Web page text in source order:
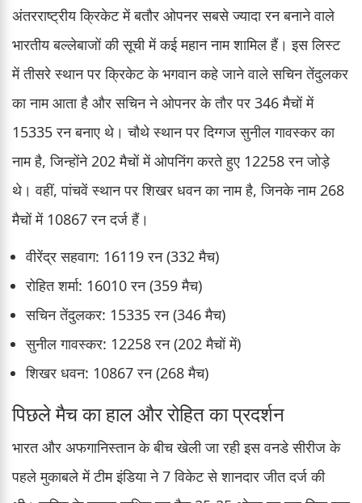
अंतरराष्ट्रीय क्रिकेट में बतौर ओपनर सबसे ज्यादा रन बनाने वाले
भारतीय बल्लेबाजों की सूची में कई महान नाम शामिल हैं। इस लिस्ट
में तीसरे स्थान पर क्रिकेट के भगवान कहे जाने वाले सचिन तेंदुलकर
का नाम आता है और सचिन ने ओपनर के तौर पर 346 मैचों में
15335 रन बनाए थे। चौथे स्थान पर दिग्गज सुनील गावस्कर का
नाम है, जिन्होंने 202 मैचों में ओपनिंग करते हुए 12258 रन जोड़े
थे। वहीं, पांचवें स्थान पर शिखर धवन का नाम है, जिनके नाम 268
मैचों में 10867 रन दर्ज हैं।
वीरेंद्र सहवाग: 16119 रन (332 मैच)
रोहित शर्मा: 16010 रन (359 मैच)
सचिन तेंदुलकर: 15335 रन (346 मैच)
सुनील गावस्कर: 12258 रन (202 मैचों में)
शिखर धवन: 10867 रन (268 मैच)
पिछले मैच का हाल और रोहित का प्रदर्शन
भारत और अफगानिस्तान के बीच खेली जा रही इस वनडे सीरीज के
पहले मुकाबले में टीम इंडिया ने 7 विकेट से शानदार जीत दर्ज की